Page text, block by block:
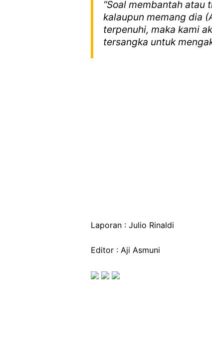
“Soal membantah atau
kalaupun memang dia
terpenuhi, maka kami
tersangka untuk
Laporan : Julio Rinaldi
Editor : Aji Asmuni